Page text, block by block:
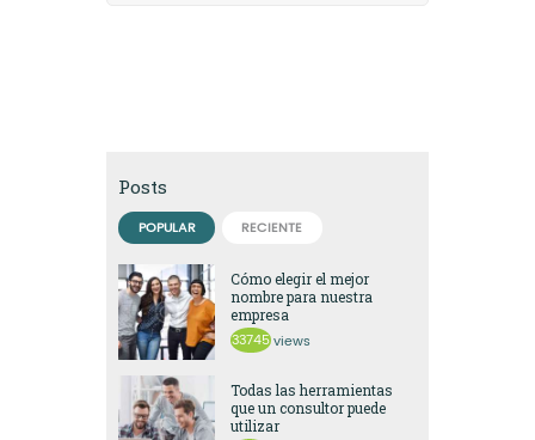
Posts
POPULAR RECIENTE
Cómo elegir el mejor
nombre para nuestra
empresa
33745 views
Todas las herramientas
que un consultor puede
utilizar